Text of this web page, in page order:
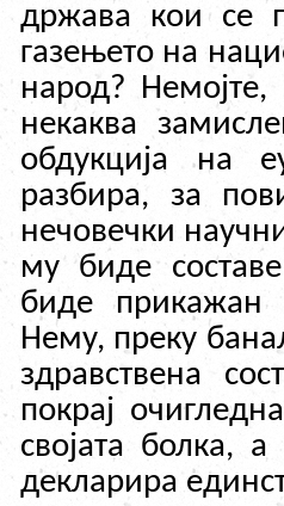
држава кои се
газењето на
народ?
некаква
обдукција на
разбира, за
нечовечки
му биде
биде прикажан
Нему, преку
здравствена
покрај
својата болка,
декларира